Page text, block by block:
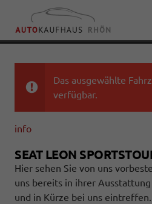
Das ausgewählte
verfügbar.
info
SEAT LEON
Hier sehen Sie von uns
uns bereits in ihrer
und in Kürze bei uns